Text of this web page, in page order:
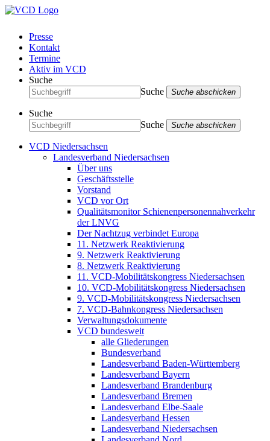
Presse
Kontakt
Termine
Aktiv im VCD
Suche
Suche
Suche abschicken
Suche
Suche
Suche abschicken
VCD Niedersachsen
Landesverband Niedersachsen
Über uns
Geschäftsstelle
Vorstand
VCD vor Ort
Qualitätsmonitor Schienenpersonennahverkehr
der LNVG
Der Nachtzug verbindet Europa
11. Netzwerk Reaktivierung
9. Netzwerk Reaktivierung
8. Netzwerk Reaktivierung
11. VCD-Mobilitätskongress Niedersachsen
10. VCD-Mobilitätskongress Niedersachsen
9. VCD-Mobilitätskongress Niedersachsen
7. VCD-Bahnkongress Niedersachsen
Verwaltungsdokumente
VCD bundesweit
alle Gliederungen
Bundesverband
Landesverband Baden-Württemberg
Landesverband Bayern
Landesverband Brandenburg
Landesverband Bremen
Landesverband Elbe-Saale
Landesverband Hessen
Landesverband Niedersachsen